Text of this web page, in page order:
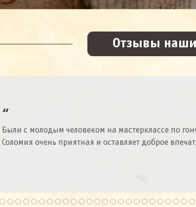
Отзывы
Были с молодым человеком на мастерклассе по
Соломия очень приятная и оставляет доброе